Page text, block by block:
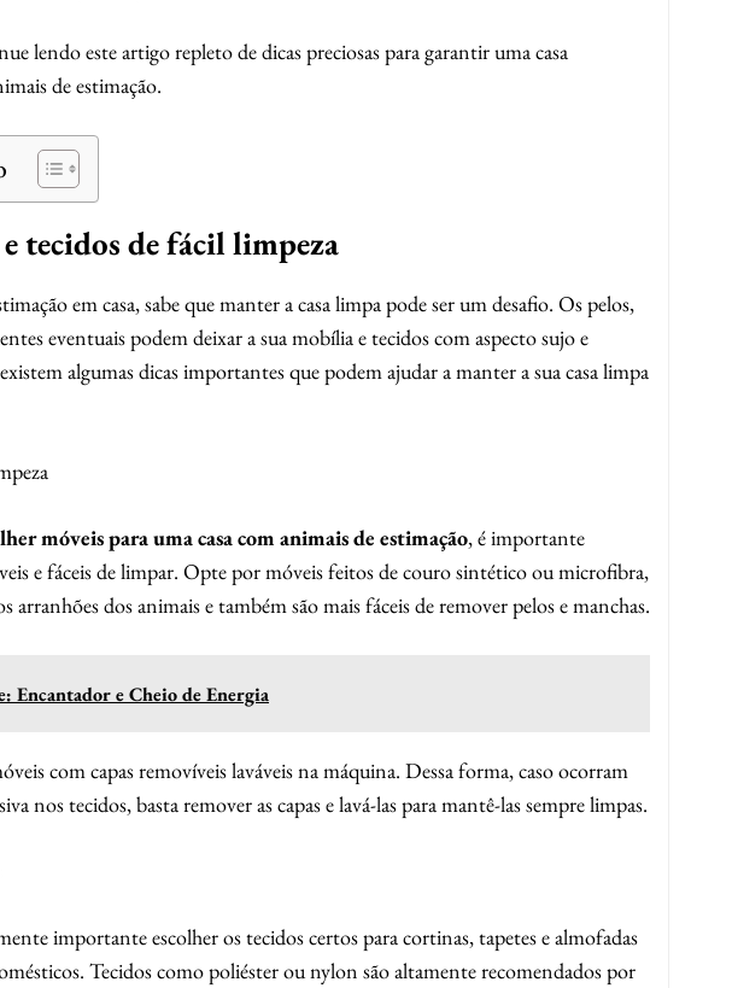
lendo este artigo repleto de dicas preciosas para garantir uma casa
de estimação.
tecidos de fácil limpeza
em casa, sabe que manter a casa limpa pode ser um desafio. Os pelos,
eventuais podem deixar a sua mobília e tecidos com aspecto sujo e
algumas dicas importantes que podem ajudar a manter a sua casa limpa
móveis para uma casa com animais de estimação, é importante
​​e fáceis de limpar. Opte por móveis feitos de couro sintético ou microfibra,
arranhões dos animais e também são mais fáceis de remover pelos e manchas.
Encantador e Cheio de Energia
com capas removíveis laváveis na máquina. Dessa forma, caso ocorram
nos tecidos, basta remover as capas e lavá-las para mantê-las sempre limpas.
importante escolher os tecidos certos para cortinas, tapetes e almofadas
Tecidos como poliéster ou nylon são altamente recomendados por